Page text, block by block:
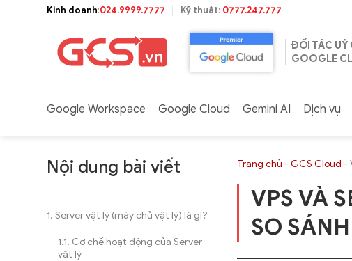
Kinh doanh:024.9999.7777 Kỹ thuật: 0777.247.777
ĐỐI TÁC UỶ
GOOGLE
Google Workspace Google Cloud Gemini AI Dịch vụ
Nội dung bài viết
Server vật lý (máy chủ vật lý) là gì?
Cơ chế hoạt động của Server
vật lý
Trang chủ -GCS Cloud -
VPS VÀ
SO